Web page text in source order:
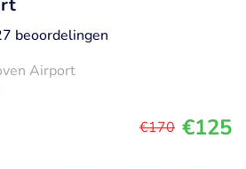
beoordelingen
Airport
€170 €125